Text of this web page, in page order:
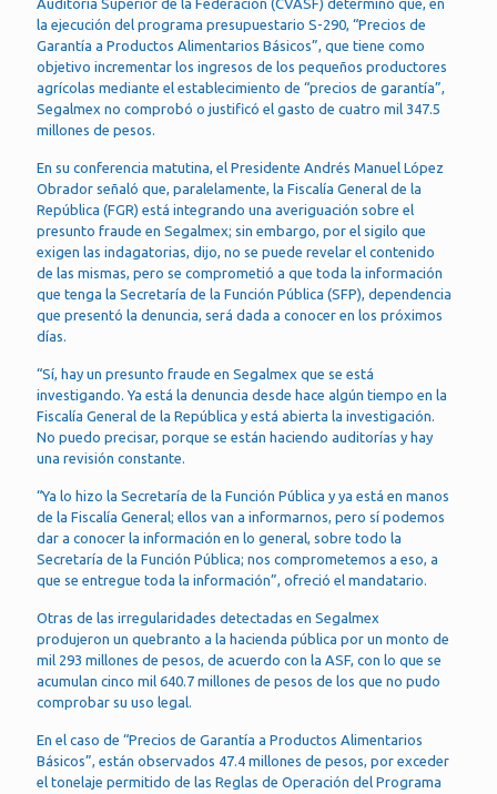
Auditoría Superior de la Federación (CVASF) determinó que, en
la ejecución del programa presupuestario S-290, “Precios de
Garantía a Productos Alimentarios Básicos”, que tiene como
objetivo incrementar los ingresos de los pequeños productores
agrícolas mediante el establecimiento de “precios de garantía”,
Segalmex no comprobó o justificó el gasto de cuatro mil 347.5
millones de pesos.
En su conferencia matutina, el Presidente Andrés Manuel López
Obrador señaló que, paralelamente, la Fiscalía General de la
República (FGR) está integrando una averiguación sobre el
presunto fraude en Segalmex; sin embargo, por el sigilo que
exigen las indagatorias, dijo, no se puede revelar el contenido
de las mismas, pero se comprometió a que toda la información
que tenga la Secretaría de la Función Pública (SFP), dependencia
que presentó la denuncia, será dada a conocer en los próximos
días.
“Sí, hay un presunto fraude en Segalmex que se está
investigando. Ya está la denuncia desde hace algún tiempo en la
Fiscalía General de la República y está abierta la investigación.
No puedo precisar, porque se están haciendo auditorías y hay
una revisión constante.
“Ya lo hizo la Secretaría de la Función Pública y ya está en manos
de la Fiscalía General; ellos van a informarnos, pero sí podemos
dar a conocer la información en lo general, sobre todo la
Secretaría de la Función Pública; nos comprometemos a eso, a
que se entregue toda la información”, ofreció el mandatario.
Otras de las irregularidades detectadas en Segalmex
produjeron un quebranto a la hacienda pública por un monto de
mil 293 millones de pesos, de acuerdo con la ASF, con lo que se
acumulan cinco mil 640.7 millones de pesos de los que no pudo
comprobar su uso legal.
En el caso de “Precios de Garantía a Productos Alimentarios
Básicos”, están observados 47.4 millones de pesos, por exceder
el tonelaje permitido de las Reglas de Operación del Programa